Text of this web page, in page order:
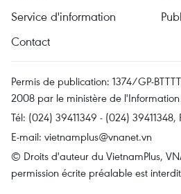
Service d'information
Contact
Permis de publication: 1374/GP-
2008 par le ministère de
Tél: (024) 39411349 - (024) 39411348,
E-mail: vietnamplus@vnanet.vn
© Droits d'auteur du VietnamPlus,
permission écrite préalable est